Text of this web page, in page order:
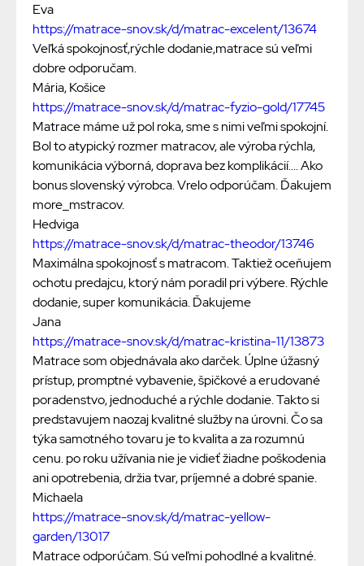
Eva
https://matrace-snov.sk/d/matrac-excelent/13674
Veľká spokojnosť,rýchle dodanie,matrace sú veľmi
dobre odporučam.
Mária, Košice
https://matrace-snov.sk/d/matrac-fyzio-gold/17745
Matrace máme už pol roka, sme s nimi veľmi spokojní.
Bol to atypický rozmer matracov, ale výroba rýchla,
komunikácia výborná, doprava bez komplikácií.... Ako
bonus slovenský výrobca. Vrelo odporúčam. Ďakujem
more_mstracov.
Hedviga
https://matrace-snov.sk/d/matrac-theodor/13746
Maximálna spokojnosť s matracom. Taktiež oceňujem
ochotu predajcu, ktorý nám poradil pri výbere. Rýchle
dodanie, super komunikácia. Ďakujeme
Jana
https://matrace-snov.sk/d/matrac-kristina-11/13873
Matrace som objednávala ako darček. Úplne úžasný
prístup, promptné vybavenie, špičkové a erudované
poradenstvo, jednoduché a rýchle dodanie. Takto si
predstavujem naozaj kvalitné služby na úrovni. Čo sa
týka samotného tovaru je to kvalita a za rozumnú
cenu. po roku užívania nie je vidieť žiadne poškodenia
ani opotrebenia, držia tvar, príjemné a dobré spanie.
Michaela
https://matrace-snov.sk/d/matrac-yellow-
garden/13017
Matrace odporúčam. Sú veľmi pohodlné a kvalitné.